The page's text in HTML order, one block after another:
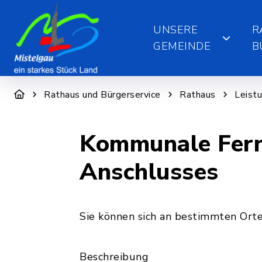
UNSERE
GEMEINDE
Rathaus und Bürgerservice Rathaus
Kommunale
Anschlusses
Sie können sich an bestimmten
Beschreibung